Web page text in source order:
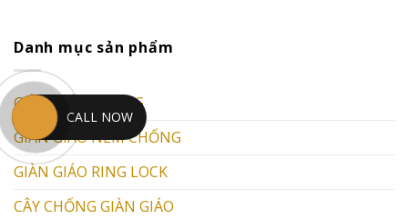
Danh mục sản phẩm
GIÀN GIÁO KHUNG
GIÀN GIÁO NÊM CHỐNG
GIÀN GIÁO RING LOCK
CÂY CHỐNG GIÀN GIÁO
CALL NOW